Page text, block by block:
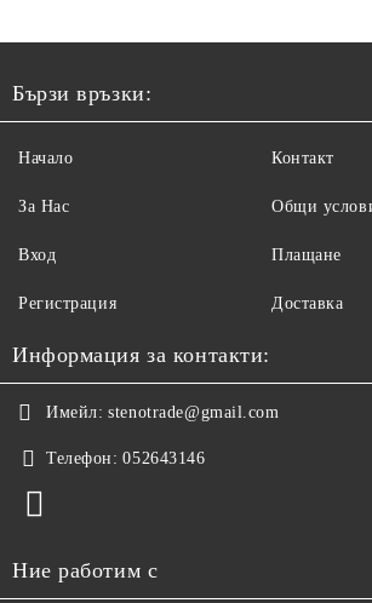
Бързи връзки:
Начало
За Нас
Вход
Регистрация
Контакт
Общи
Плащане
Доставка
Информация за контакти:
Имейл: stenotrade@gmail.com
Телефон: 052643146
Ние работим с